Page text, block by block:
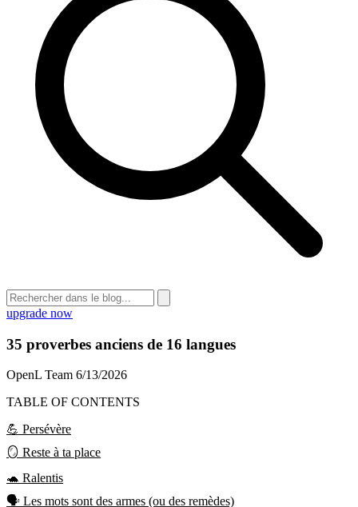
upgrade now
35 proverbes anciens de 16 langues
OpenL Team 6/13/2026
TABLE OF CONTENTS
💪 Persévère
🪞 Reste à ta place
🐢 Ralentis
🗣️ Les mots sont des armes (ou des remèdes)